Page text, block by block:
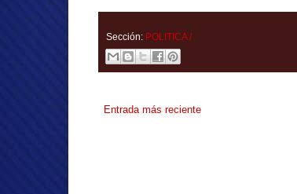
Sección: POLITICA /
Entrada más reciente